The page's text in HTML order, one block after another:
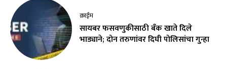
क्राईम
सायबर फसवणुकीसाठी बँक खाते दिले
भाड्याने; दोन तरुणांवर दिघी पोलिसांचा गुन्हा